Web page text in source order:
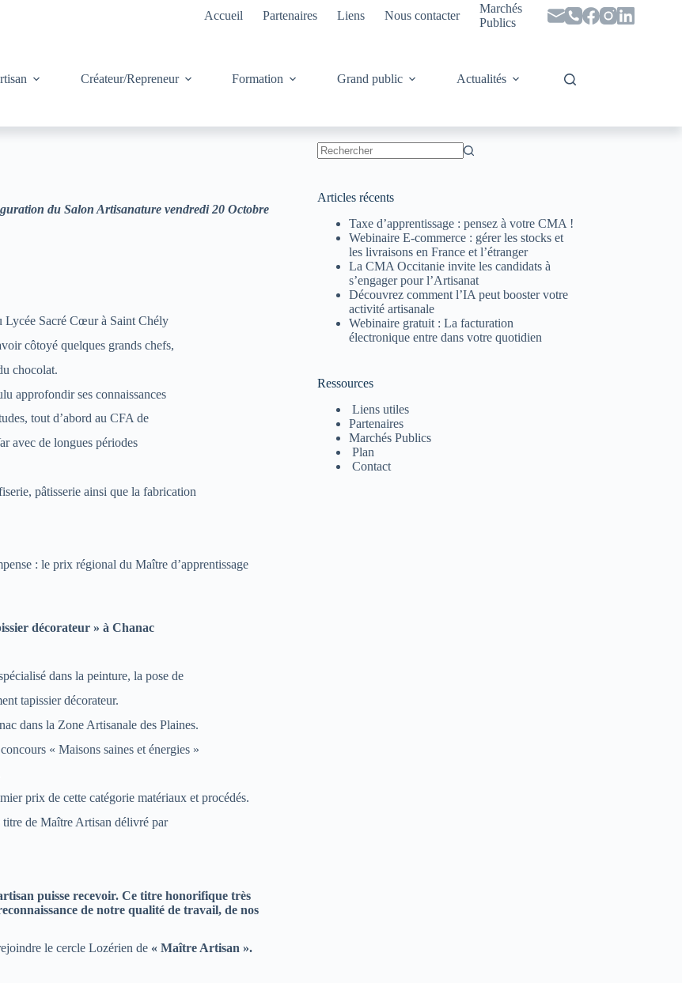
Accueil Partenaires Liens Nous contacter
Marchés
Publics
Créateur/Repreneur Formation Grand public Actualités
du Salon Artisanature vendredi 20 Octobre
Lycée Sacré Cœur à Saint Chély
côtoyé quelques grands chefs,
chocolat.
approfondir ses connaissances
tout d’abord au CFA de
avec de longues périodes
pâtisserie ainsi que la fabrication
: le prix régional du Maître d’apprentissage
décorateur » à Chanac
dans la peinture, la pose de
tapissier décorateur.
dans la Zone Artisanale des Plaines.
« Maisons saines et énergies »
prix de cette catégorie matériaux et procédés.
de Maître Artisan délivré par
puisse recevoir. Ce titre honorifique très
de notre qualité de travail, de nos
le cercle Lozérien de « Maître Artisan ».
Articles récents
Taxe d’apprentissage : pensez à votre CMA !
Webinaire E-commerce : gérer les stocks et
les livraisons en France et l’étranger
La CMA Occitanie invite les candidats à
s’engager pour l’Artisanat
Découvrez comment l’IA peut booster votre
activité artisanale
Webinaire gratuit : La facturation
électronique entre dans votre quotidien
Ressources
Liens utiles
Partenaires
Marchés Publics
Plan
Contact